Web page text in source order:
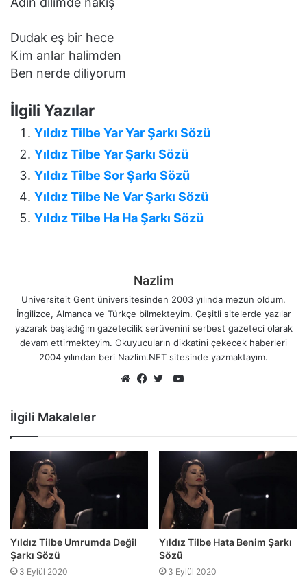
Dudak eş bir hece
Kim anlar halimden
Ben nerde diliyorum
İlgili Yazılar
Yıldız Tilbe Yar Yar Şarkı Sözü
Yıldız Tilbe Yar Şarkı Sözü
Yıldız Tilbe Sor Şarkı Sözü
Yıldız Tilbe Ne Var Şarkı Sözü
Yıldız Tilbe Ha Ha Şarkı Sözü
Nazlim
Universiteit Gent üniversitesinden 2003 yılında mezun oldum.
İngilizce, Almanca ve Türkçe bilmekteyim. Çeşitli sitelerde yazılar
yazarak başladığım gazetecilik serüvenini serbest gazeteci olarak
devam ettirmekteyim. Okuyucuların dikkatini çekecek haberleri
2004 yılından beri Nazlim.NET sitesinde yazmaktayım.
YouTube
İlgili Makaleler
Yıldız Tilbe Umrumda Değil
Şarkı Sözü
3 Eylül 2020
Yıldız Tilbe Hata Benim Şarkı
Sözü
3 Eylül 2020